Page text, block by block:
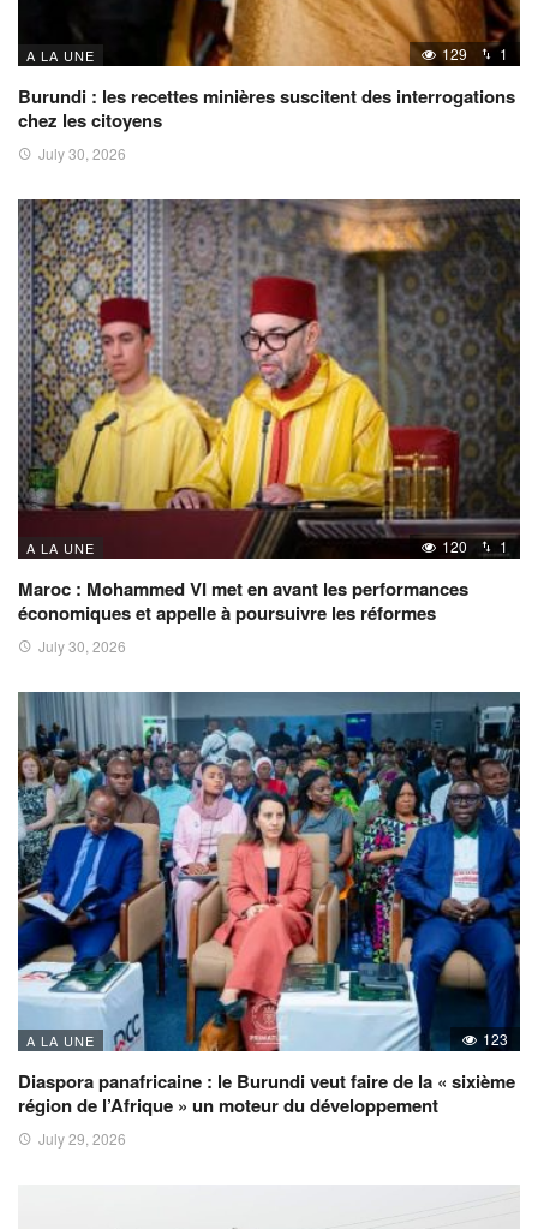
A LA UNE 129 1
Burundi : les recettes minières suscitent des interrogations
chez les citoyens
July 30, 2026
A LA UNE 120 1
Maroc : Mohammed VI met en avant les performances
économiques et appelle à poursuivre les réformes
July 30, 2026
A LA UNE 123
Diaspora panafricaine : le Burundi veut faire de la « sixième
région de l’Afrique » un moteur du développement
July 29, 2026